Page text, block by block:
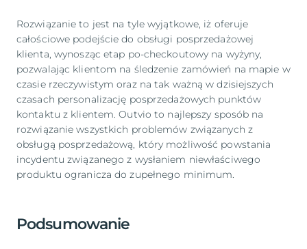
Rozwiązanie to jest na tyle wyjątkowe, iż oferuje
całościowe podejście do obsługi posprzedażowej
klienta, wynosząc etap po-checkoutowy na wyżyny,
pozwalając klientom na śledzenie zamówień na mapie w
czasie rzeczywistym oraz na tak ważną w dzisiejszych
czasach personalizację posprzedażowych punktów
kontaktu z klientem. Outvio to najlepszy sposób na
rozwiązanie wszystkich problemów związanych z
obsługą posprzedażową, który możliwość powstania
incydentu związanego z wysłaniem niewłaściwego
produktu ogranicza do zupełnego minimum.
Podsumowanie